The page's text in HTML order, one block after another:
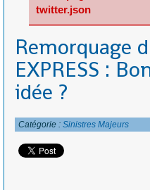
twitter.json
Remorquage
EXPRESS :
idée ?
Catégorie : Sinistres Majeurs